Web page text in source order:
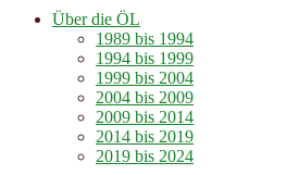
Über die ÖL
1989 bis 1994
1994 bis 1999
1999 bis 2004
2004 bis 2009
2009 bis 2014
2014 bis 2019
2019 bis 2024